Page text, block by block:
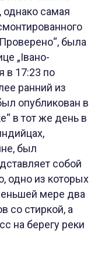
однако самая
была
„Івано-
в 17:23 по
ранний из
опубликован в
в тот же день в
был
собой
одно из которых
мере два
со стиркой, а
на берегу реки